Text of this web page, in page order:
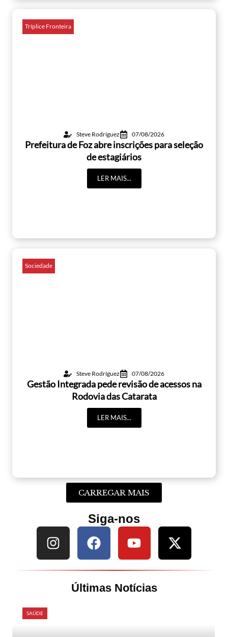
Tríplice Fronteira
Steve Rodríguez 07/08/2026
Prefeitura de Foz abre inscrições para seleção
de estagiários
LER MAIS...
Sociedade
Steve Rodríguez 07/08/2026
Gestão Integrada pede revisão de acessos na
Rodovia das Catarata
LER MAIS...
CARREGAR MAIS
Siga-nos
Últimas Notícias
SAÚDE